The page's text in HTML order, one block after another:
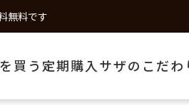
無料です
買う 定期購入 サザのこだわ